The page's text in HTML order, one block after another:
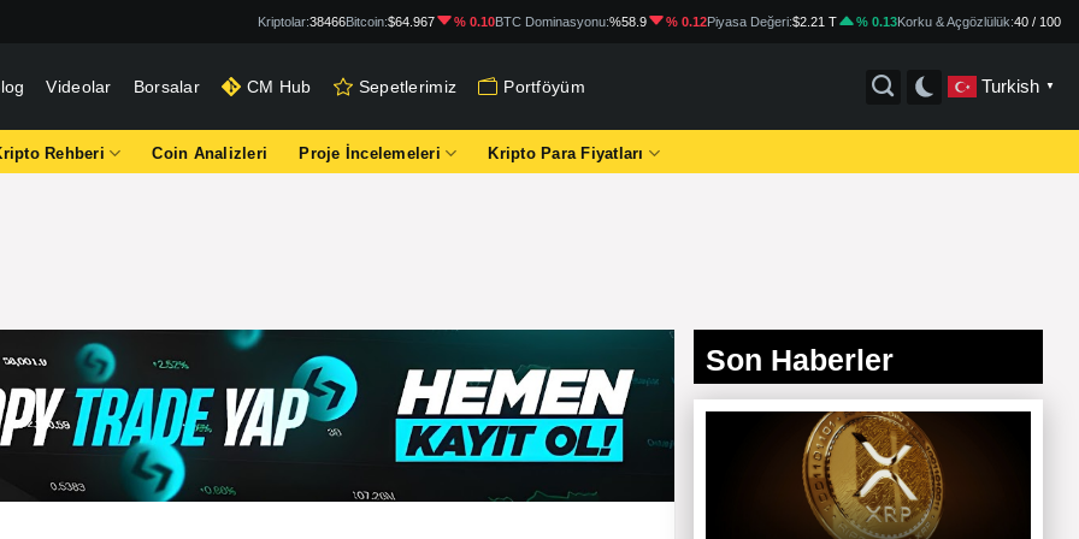
Kriptolar:38466Bitcoin:$64.967 % 0.10BTC Dominasyonu:%58.9 % 0.12Piyasa Değeri:$2.21 T % 0.13Korku & Açgözlülük:40 / 100
Videolar Borsalar CM Hub Sepetlerimiz Portföyüm Turkish ▼
Rehberi Coin Analizleri Proje İncelemeleri Kripto Para Fiyatları
Son Haberler